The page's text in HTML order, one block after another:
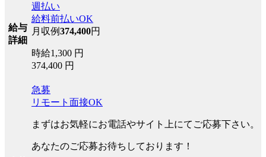
給与
詳細
週払い
給料前払いOK
月収例374,400円
時給1,300 円
374,400 円
急募
リモート面接OK
まずはお気軽にお電話やサイト上にてご応募下さい。
あなたのご応募お待ちしております！